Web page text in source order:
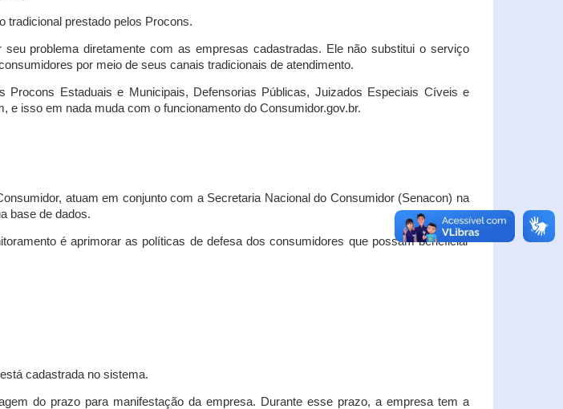
tradicional prestado pelos Procons.
problema diretamente com as empresas cadastradas. Ele não substitui o serviço
por meio de seus canais tradicionais de atendimento.
Estaduais e Municipais, Defensorias Públicas, Juizados Especiais Cíveis e
isso em nada muda com o funcionamento do Consumidor.gov.br.
atuam em conjunto com a Secretaria Nacional do Consumidor (Senacon) na
base de dados.
é aprimorar as políticas de defesa dos consumidores que possam beneficiar
cadastrada no sistema.
do prazo para manifestação da empresa. Durante esse prazo, a empresa tem a